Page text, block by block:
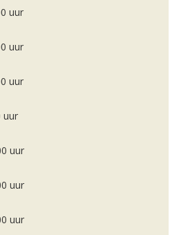
uur
uur
uur
uur
uur
uur
uur